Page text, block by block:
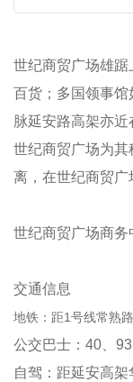
世纪商贸广场雄踞
百货；多国领事
脉延安路高架亦近在
世纪商贸广场为其
离，在世纪商贸
世纪商贸广场商务中
交通信息
地铁：距1号线常熟
公交巴士：40、93
自驾：距延安高